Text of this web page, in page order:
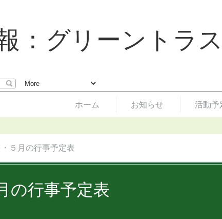
：グリーントラ
ホーム お知らせ 活動予
・５月の行事予定表
の行事予定表